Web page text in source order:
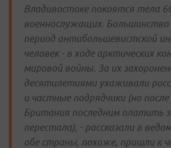
Владивостоке покоятся тела
военнослужащих. Большинство
период антибольшевистской
человек - в ходе арктических
мировой войны. За их
десятилетиями ухаживали
и частные подрядчики (но
Британия последним платить
перестала), - рассказали в
обе страны, похоже, пришли к